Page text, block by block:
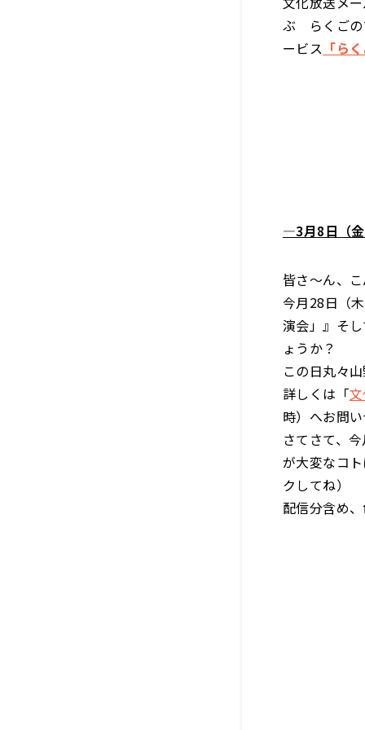
ぶ らくごの
ービス 「ら
―3月8日（
皆さ～ん、
今月28日（
演会」』そ
ょうか？
この日丸々
詳しくは「
時）へお問
さてさて、
が大変なコ
クしてね）
配信分含め